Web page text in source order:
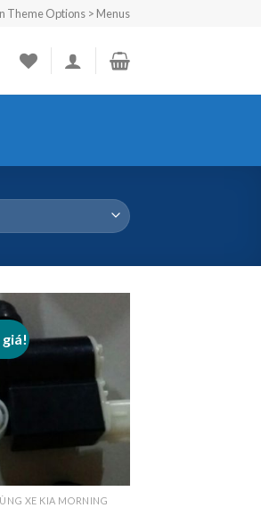
Theme Options > Menus
giá!
Add to
Wishlist
XE KIA MORNING